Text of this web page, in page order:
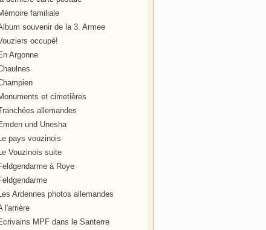
familiale
souvenir de la 3. Armee
occupé!
Argonne
et cimetières
allemandes
und Unesha
pays vouzinois
Vouzinois suite
à Roye
Ardennes photos allemandes
l'arrière
MPF dans le Santerre